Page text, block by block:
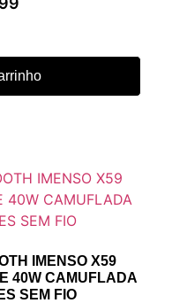
IMENSO X59
40W CAMUFLADA
SEM FIO